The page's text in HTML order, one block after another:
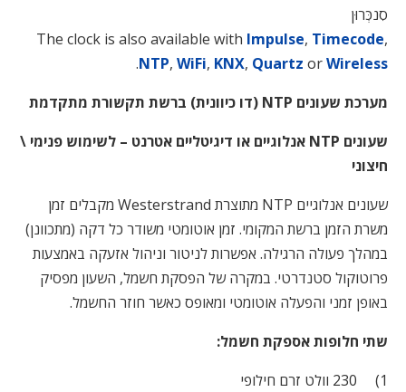
סִנכְּרוּן
The clock is also available with Impulse, Timecode,
NTP, WiFi, KNX, Quartz orWireless
.
מערכת שעונים NTP (דו כיוונית) ברשת תקשורת מתקדמת
שעונים NTP אנלוגיים או דיגיטליים אטרנט – לשימוש פנימי \
חיצוני
שעונים אנלוגיים NTP מתוצרת Westerstrand מקבלים זמן
משרת הזמן ברשת המקומי. זמן אוטומטי משודר כל דקה (מתכוונן)
במהלך פעולה הרגילה. אפשרות לניטור וניהול אזעקה באמצעות
פרוטוקול סטנדרטי. במקרה של הפסקת חשמל, השעון מפסיק
באופן זמני והפעלה אוטומטי ומאופס כאשר חוזר החשמל.
שתי חלופות אספקת חשמל:
1)
230 וולט זרם חילופי